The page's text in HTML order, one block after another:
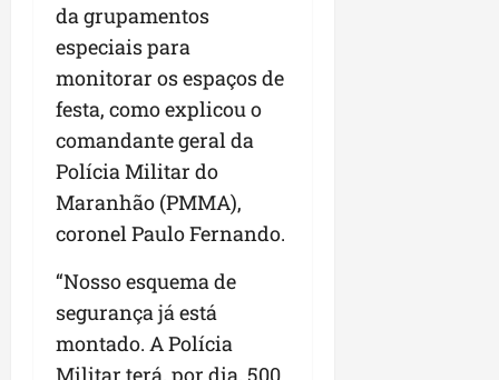
da grupamentos
especiais para
monitorar os espaços de
festa, como explicou o
comandante geral da
Polícia Militar do
Maranhão (PMMA),
coronel Paulo Fernando.
“Nosso esquema de
segurança já está
montado. A Polícia